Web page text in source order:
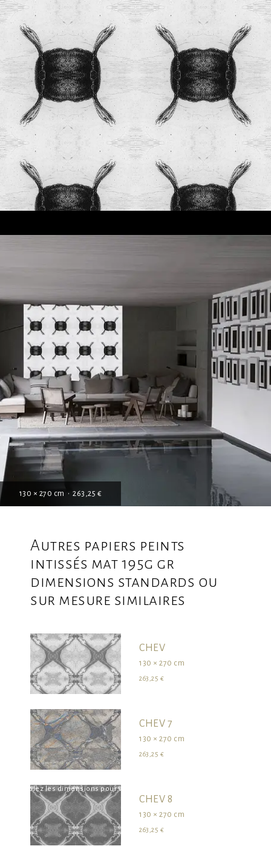
130 × 270 cm • 263,25 €
survolez les dimensions pour visualiser le produit dans son ensemble
Autres papiers peints
intissés mat 195g gr
dimensions standards ou
sur mesure similaires
CHEV
130 × 270 cm
263,25 €
CHEV 7
130 × 270 cm
263,25 €
CHEV 8
130 × 270 cm
263,25 €